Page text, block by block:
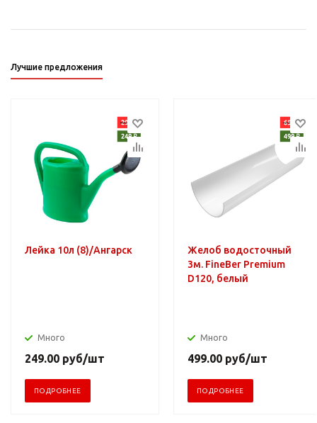
Лучшие предложения
Лейка 10л (8)/Ангарск
Много
249.00 руб/шт
ПОДРОБНЕЕ
Желоб водосточный
3м. FineBer Premium
D120, белый
Много
499.00 руб/шт
ПОДРОБНЕЕ